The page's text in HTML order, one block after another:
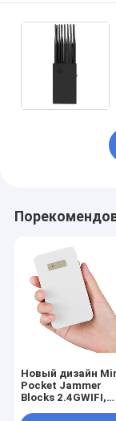
Новый дизайн
Pocket Jammer
Blocks 2.4GWIFI,